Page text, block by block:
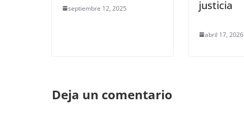
septiembre 12, 2025
justicia
abril 17, 2026
Deja un comentario